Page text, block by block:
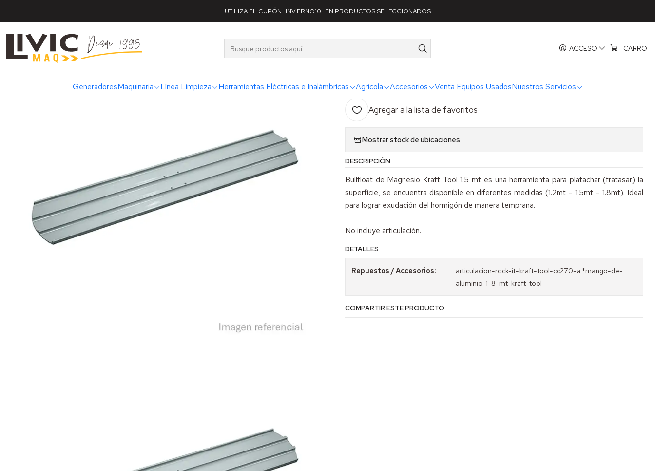
ACCESO CARRO
GeneradoresMaquinaria Línea Limpieza Herramientas Eléctricas e Inalámbricas Agrícola Accesorios Venta Equipos UsadosNuestros Servicios
UTILIZA EL CUPÓN "INVIERNO10" EN PRODUCTOS SELECCIONADOS
Categorías Maquinaria Hormigón Bullfloat de Magnesio Kraft Tool 1.5 mt
Bullfloat de Magnesio Kraft Tool 1.5 mt
Cantidad
Agregar a la lista de favoritos
Mostrar stock de ubicaciones
DESCRIPCIÓN
Bullfloat de Magnesio Kraft Tool 1.5 mt es una herramienta para platachar (fratasar) la
superficie, se encuentra disponible en diferentes medidas (1.2mt – 1.5mt – 1.8mt). Ideal
para lograr exudación del hormigón de manera temprana.
No incluye articulación.
DETALLES
Repuestos / Accesorios:
articulacion-rock-it-kraft-tool-cc270-a *mango-de-
aluminio-1-8-mt-kraft-tool
COMPARTIR ESTE PRODUCTO